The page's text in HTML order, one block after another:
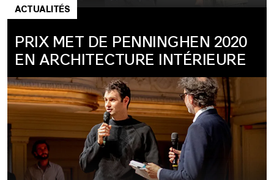
ACTUALITÉS
PRIX MET DE PENNINGHEN 2020
EN ARCHITECTURE INTÉRIEURE